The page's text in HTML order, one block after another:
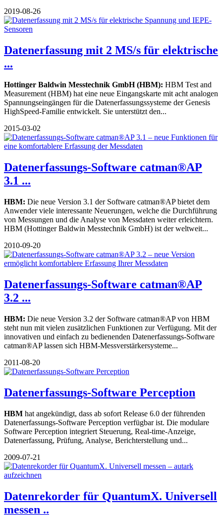
2019-08-26
Datenerfassung mit 2 MS/s für elektrische
...
Hottinger Baldwin Messtechnik GmbH (HBM): HBM Test and
Measurement (HBM) hat eine neue Eingangskarte mit acht analogen
Spannungseingängen für die Datenerfassungssysteme der Genesis
HighSpeed-Familie entwickelt. Sie unterstützt den...
2015-03-02
Datenerfassungs-Software catman®AP
3.1 ...
HBM: Die neue Version 3.1 der Software catman®AP bietet dem
Anwender viele interessante Neuerungen, welche die Durchführung
von Messungen und die Analyse von Messdaten weiter erleichtern.
HBM (Hottinger Baldwin Messtechnik GmbH) ist der weltweit...
2010-09-20
Datenerfassungs-Software catman®AP
3.2 ...
HBM: Die neue Version 3.2 der Software catman®AP von HBM
steht nun mit vielen zusätzlichen Funktionen zur Verfügung. Mit der
innovativen und einfach zu bedienenden Datenerfassungs-Software
catman®AP lassen sich HBM-Messverstärkersysteme...
2011-08-20
Datenerfassungs-Software Perception
HBM hat angekündigt, dass ab sofort Release 6.0 der führenden
Datenerfassungs-Software Perception verfügbar ist. Die modulare
Software Perception integriert Steuerung, Real-time-Anzeige,
Datenerfassung, Prüfung, Analyse, Berichterstellung und...
2009-07-21
Datenrekorder für QuantumX. Universell
messen ..